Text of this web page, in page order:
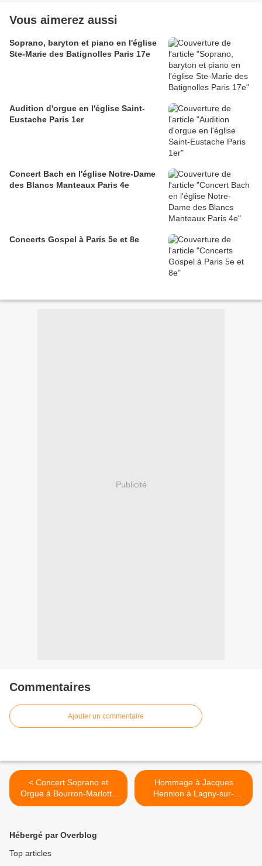
Vous aimerez aussi
Soprano, baryton et piano en l'église
Ste-Marie des Batignolles Paris 17e
Audition d'orgue en l'église Saint-
Eustache Paris 1er
Concert Bach en l'église Notre-Dame
des Blancs Manteaux Paris 4e
Concerts Gospel à Paris 5e et 8e
Publicité
Commentaires
Ajouter un commentaire
< Concert Soprano et
Orgue à Bourron-Marlotte
(77)
Hommage à Jacques
Hennion à Lagny-sur-
Marne >
Hébergé par Overblog
Top articles